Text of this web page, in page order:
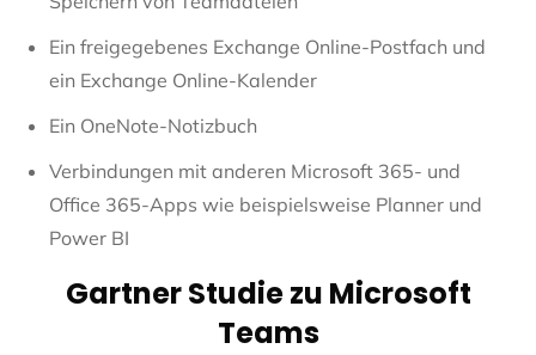
Ein freigegebenes Exchange Online-Postfach und
ein Exchange Online-Kalender
Ein OneNote-Notizbuch
Verbindungen mit anderen Microsoft 365- und
Office 365-Apps wie beispielsweise Planner und
Power BI
Gartner Studie zu Microsoft
Teams